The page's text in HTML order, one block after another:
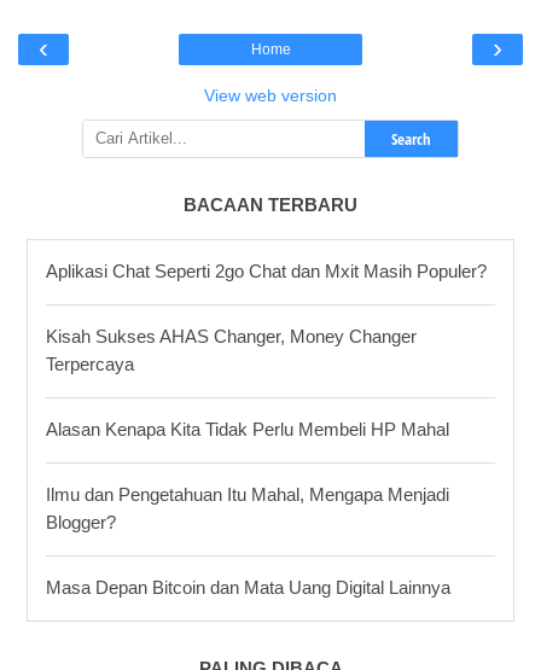
‹ ›
Home
View web version
Search
BACAAN TERBARU
Aplikasi Chat Seperti 2go Chat dan Mxit Masih Populer?
Kisah Sukses AHAS Changer, Money Changer
Terpercaya
Alasan Kenapa Kita Tidak Perlu Membeli HP Mahal
Ilmu dan Pengetahuan Itu Mahal, Mengapa Menjadi
Blogger?
Masa Depan Bitcoin dan Mata Uang Digital Lainnya